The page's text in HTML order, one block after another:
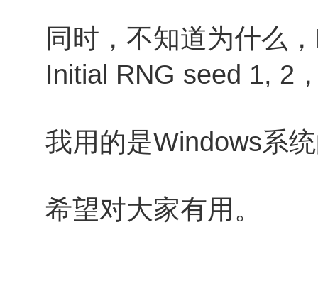
同时，不知道为什么
Initial RNG seed 1, 2
我用的是Windows系
希望对大家有用。